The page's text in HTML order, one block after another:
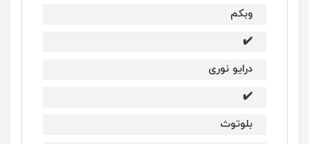
وبکم
✔️
درایو نوری
✔️
بلوتوث